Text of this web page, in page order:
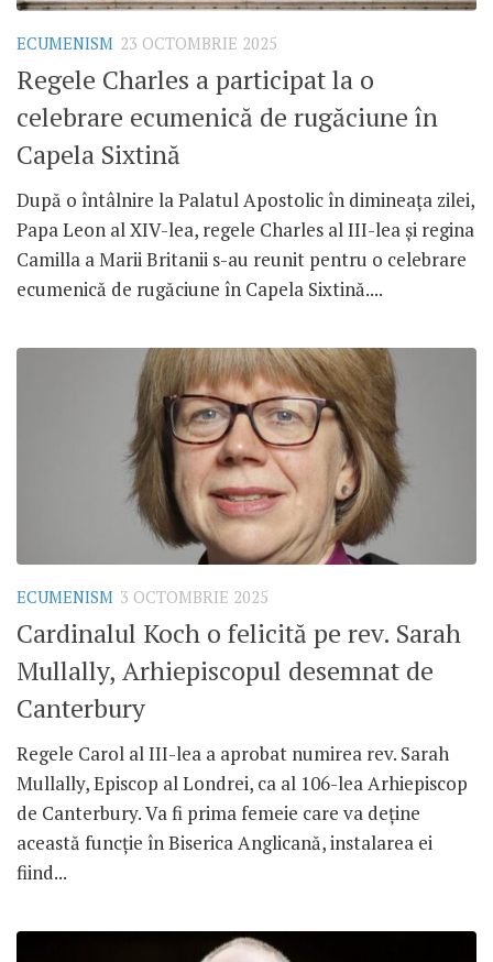
ECUMENISM 23 OCTOMBRIE 2025
Regele Charles a participat la o
celebrare ecumenică de rugăciune în
Capela Sixtină
După o întâlnire la Palatul Apostolic în dimineața zilei,
Papa Leon al XIV-lea, regele Charles al III-lea și regina
Camilla a Marii Britanii s-au reunit pentru o celebrare
ecumenică de rugăciune în Capela Sixtină....
ECUMENISM 3 OCTOMBRIE 2025
Cardinalul Koch o felicită pe rev. Sarah
Mullally, Arhiepiscopul desemnat de
Canterbury
Regele Carol al III-lea a aprobat numirea rev. Sarah
Mullally, Episcop al Londrei, ca al 106-lea Arhiepiscop
de Canterbury. Va fi prima femeie care va deține
această funcție în Biserica Anglicană, instalarea ei
fiind...